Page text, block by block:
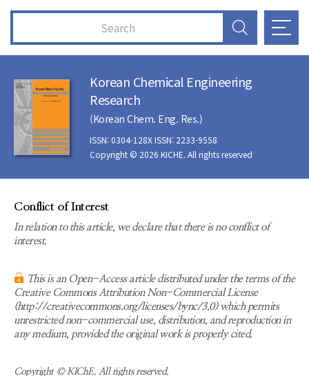
Korean Chemical Engineering
Research
(Korean Chem. Eng. Res.)
ISSN: 0304-128X ISSN: 2233-9558
Copyright © 2026 KICHE. All rights reserved
Conflict of Interest
In relation to this article, we declare that there is no conflict of
interest.
This is an Open-Access article distributed under the terms of the
Creative Commons Attribution Non-Commercial License
(http://creativecommons.org/licenses/bync/3.0) which permits
unrestricted non-commercial use, distribution, and reproduction in
any medium, provided the original work is properly cited.
Copyright © KIChE. All rights reserved.